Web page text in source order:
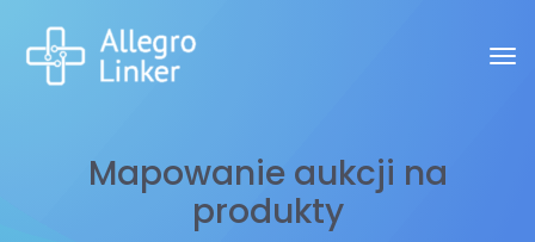
Mapowanie aukcji na
produkty